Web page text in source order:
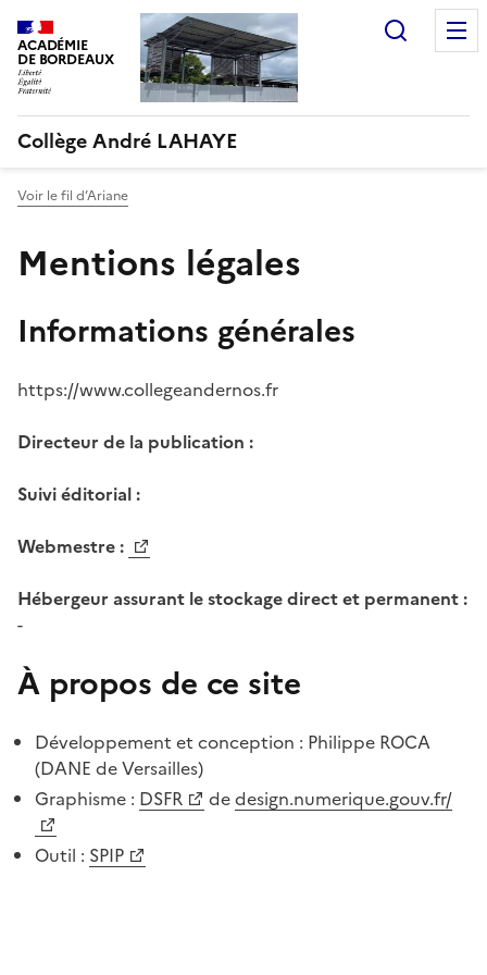
ACADÉMIE
DE BORDEAUX
Collège André LAHAYE
Voir le fil d’Ariane
Mentions légales
Informations générales
https://www.collegeandernos.fr
Directeur de la publication :
Suivi éditorial :
Webmestre :
Hébergeur assurant le stockage direct et permanent :
-
À propos de ce site
Développement et conception : Philippe ROCA
(DANE de Versailles)
Graphisme : DSFR dedesign.numerique.gouv.fr/
Outil : SPIP